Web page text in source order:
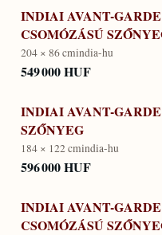
INDIAI AVANT-
CSOMÓZÁSÚ
204 × 86 cmindia-hu
549 000 HUF
INDIAI AVANT-
SZŐNYEG
184 × 122 cmindia-hu
596 000 HUF
INDIAI AVANT-
CSOMÓZÁSÚ